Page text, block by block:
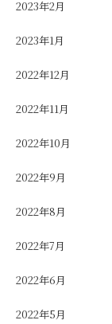
2023年2月
2023年1月
2022年12月
2022年11月
2022年10月
2022年9月
2022年8月
2022年7月
2022年6月
2022年5月